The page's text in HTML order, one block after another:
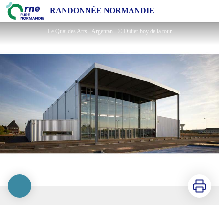
RANDONNÉE NORMANDIE
Le Quai des Arts
Le Quai des Arts - Argentan - © Didier boy de la tour
Imprimer